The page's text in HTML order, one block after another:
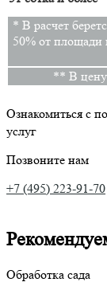
* В расчет
50% от площади
** В цену
Ознакомиться с
услуг
Позвоните нам
+7 (495) 223-91-70
Обработка сада